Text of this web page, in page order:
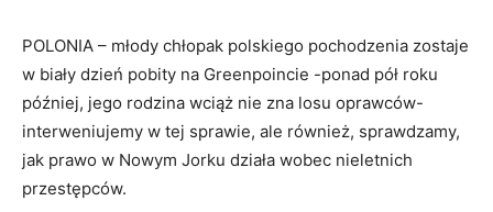
POLONIA – młody chłopak polskiego pochodzenia zostaje
w biały dzień pobity na Greenpoincie -ponad pół roku
później, jego rodzina wciąż nie zna losu oprawców-
interweniujemy w tej sprawie, ale również, sprawdzamy,
jak prawo w Nowym Jorku działa wobec nieletnich
przestępców.